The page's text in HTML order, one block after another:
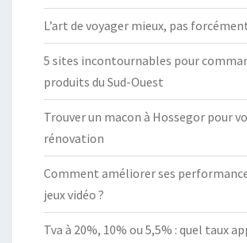
L’art de voyager mieux, pas
5 sites incontournables pour
produits du Sud-Ouest
Trouver un macon à Hossegor pour
rénovation
Comment améliorer ses
jeux vidéo ?
Tva à 20%, 10% ou 5,5% : quel taux